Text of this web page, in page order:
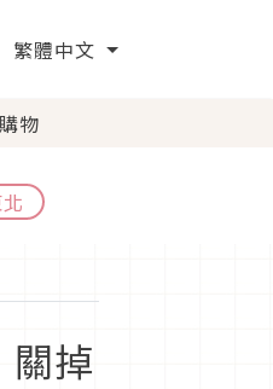
繁體中文
購物
關掉